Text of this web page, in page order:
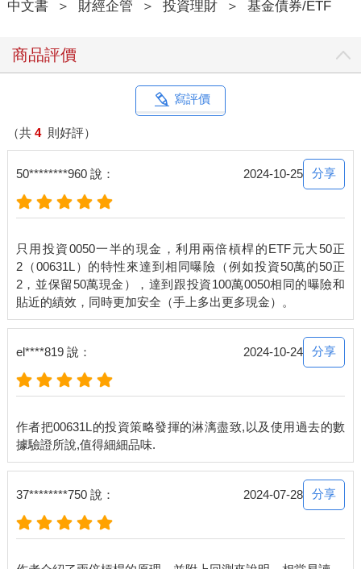
中文書 ＞ 財經企管 ＞ 投資理財 ＞ 基金債券/ETF
商品評價
寫評價
（共 4 則好評）
50********960 說： 2024-10-25 分享
只用投資0050一半的現金，利用兩倍槓桿的ETF元大50正
2（00631L）的特性來達到相同曝險（例如投資50萬的50正
2，並保留50萬現金），達到跟投資100萬0050相同的曝險和
el****819 說： 2024-10-24 分享
作者把00631L的投資策略發揮的淋漓盡致,以及使用過去的數
37********750 說： 2024-07-28 分享